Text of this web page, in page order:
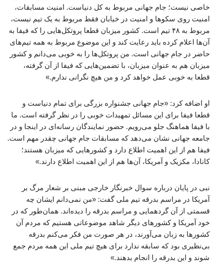
خاصی نیست؛ جام جهانی مربوط به کل دنیاست. امنیت مسابقات،
امنیت روی سکوها و امنیت در خیابان فقط مربوط به یک تیم نیست،
مربوط به ۴۸ تیم است. کشور میزبان قطعا پروتکل‌هایی را که فیفا به
آن‌ها اعلام کرده باید رعایت کند و این موضوع مربوط به همه تیم‌های
حاضر در جام جهانی است. من پروتکل‌ها را به خوبی می‌دانم و کشور
میزبان هم به عنوان میزبان، با تضمین‌هایی که فیفا از آن گرفته،
قطعا به خوبی عمل خواهد کرد و من هیچ نگرانی ندارم.»
او اضافه کرد: «جام جهانی جشنواره بزرگی برای تمام دنیاست و
قطعا فیفا برای این مسائل تمهیدات خوبی را در نظر گرفته است. ما
با فیفا هماهنگ جلو می‌رویم. حضور نمایندگان رسانه‌ای در اینجا و در
جامعه جهانی نشان می‌دهد که مسابقات جام جهانی چقدر مهم است.
فیفا هم از این اهمیت اطلاع دارد و کشورهایی که میزبان هستند؛
کانادا، مکزیک و آمریکا، آن‌ها هم از این اهمیت اطلاع دارند.»
نبی در پایان درباره سوال خبرنگار خارجی مبنی بر شعار مرگ بر
آمریکا در مراسم بدرقه تیم ملی گفت: «من نمی‌دانم ایشان چه
قسمتی از آن گردهمایی و مراسم بدرقه را دیده‌اند. همان‌طور که در
خود آمریکا و کشورهای دیگر شاهد موضوعاتی هستیم که مردم آن
کشورها به زبان می‌آورند، در هر صورت من فکر می‌کنم بدرقه
بی‌نظیری بود که سابقه ندارد برای هیچ تیم ملی این همه مردم جمع
شوند و این بدرقه را انجام بدهند.»